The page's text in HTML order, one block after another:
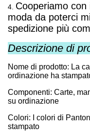
4. Cooperiamo
moda da poterci
spedizione più
Descrizione di
Nome di prodotto: La
ordinazione ha
Componenti: Carte,
su ordinazione
Colori: I colori di
stampato